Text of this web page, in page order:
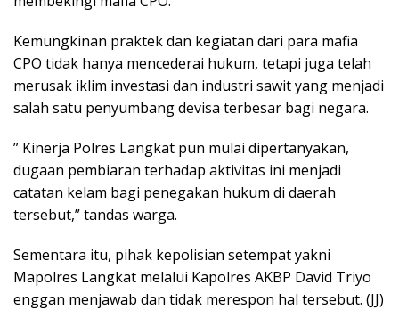
Kemungkinan praktek dan kegiatan dari para mafia
CPO tidak hanya mencederai hukum, tetapi juga telah
merusak iklim investasi dan industri sawit yang menjadi
salah satu penyumbang devisa terbesar bagi negara.
” Kinerja Polres Langkat pun mulai dipertanyakan,
dugaan pembiaran terhadap aktivitas ini menjadi
catatan kelam bagi penegakan hukum di daerah
tersebut,” tandas warga.
Sementara itu, pihak kepolisian setempat yakni
Mapolres Langkat melalui Kapolres AKBP David Triyo
enggan menjawab dan tidak merespon hal tersebut. (JJ)